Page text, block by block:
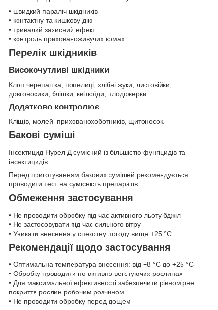
• швидкий параліч шкідників
• контактну та кишкову дію
• тривалий захисний ефект
• контроль прихованоживучих комах
Перелік шкідників
Високочутливі шкідники
Клоп черепашка, попелиці, хлібні жуки, листовійки,
довгоносики, блішки, квіткоїди, плодожерки.
Додатково контролює
Кліщів, молей, прихованохоботників, щитоносок.
Бакові суміші
Інсектицид Нурел Д сумісний із більшістю фунгіцидів та
інсектицидів.
Перед приготуванням бакових сумішей рекомендується
проводити тест на сумісність препаратів.
Обмеження застосування
• Не проводити обробку під час активного льоту бджіл
• Не застосовувати під час сильного вітру
• Уникати внесення у спекотну погоду вище +25 °C
Рекомендації щодо застосування
• Оптимальна температура внесення: від +8 °C до +25 °C
• Обробку проводити по активно вегетуючих рослинах
• Для максимальної ефективності забезпечити рівномірне
покриття рослин робочим розчином
• Не проводити обробку перед дощем